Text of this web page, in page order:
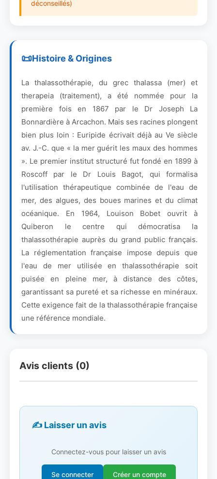
déconseillés)
Histoire & Origines
La thalassothérapie, du grec thalassa (mer) et
therapeia (traitement), a été nommée pour la
première fois en 1867 par le Dr Joseph La
Bonnardière à Arcachon. Mais ses racines plongent
bien plus loin : Euripide écrivait déjà au Ve siècle
av. J.-C. que « la mer guérit les maux des hommes
». Le premier institut structuré fut fondé en 1899 à
Roscoff par le Dr Louis Bagot, qui formalisa
l'utilisation thérapeutique combinée de l'eau de
mer, des algues, des boues marines et du climat
océanique. En 1964, Louison Bobet ouvrit à
Quiberon le centre qui démocratisa la
thalassothérapie auprès du grand public français.
La réglementation française impose depuis que
l'eau de mer utilisée en thalassothérapie soit
puisée en pleine mer, à distance des côtes,
garantissant sa pureté et sa richesse en minéraux.
Cette exigence fait de la thalassothérapie française
une référence mondiale.
Avis clients (0)
✍️ Laisser un avis
Connectez-vous pour laisser un avis
Se connecter Créer un compte